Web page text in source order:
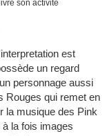
son activité
est
un regard
personnage aussi
Rouges qui remet en
la musique des Pink
la fois images